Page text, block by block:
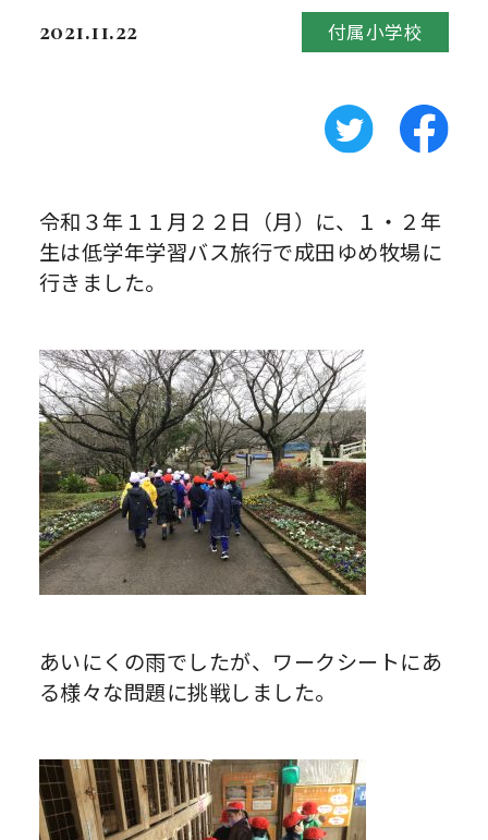
2021.11.22 付属小学校
令和３年１１月２２日（月）に、１・２年
生は低学年学習バス旅行で成田ゆめ牧場に
行きました。
あいにくの雨でしたが、ワークシートにあ
る様々な問題に挑戦しました。